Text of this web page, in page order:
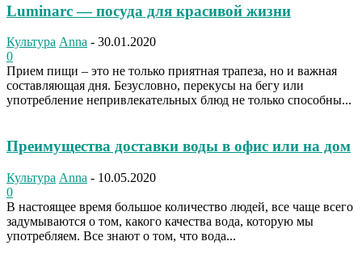
Luminarc — посуда для красивой жизни
Культура Anna - 30.01.2020
0
Прием пищи – это не только приятная трапеза, но и важная
составляющая дня. Безусловно, перекусы на бегу или
употребление непривлекательных блюд не только способны...
Преимущества доставки воды в офис или на дом
Культура Anna - 10.05.2020
0
В настоящее время большое количество людей, все чаще всего
задумываются о том, какого качества вода, которую мы
употребляем. Все знают о том, что вода...